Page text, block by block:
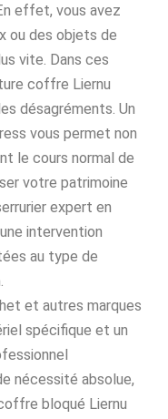
effet, vous avez
ou des objets de
vite. Dans ces
coffre Liernu
désagréments. Un
vous permet non
le cours normal de
votre patrimoine
expert en
intervention
au type de
et autres marques
spécifique et un
nécessité absolue,
bloqué Liernu